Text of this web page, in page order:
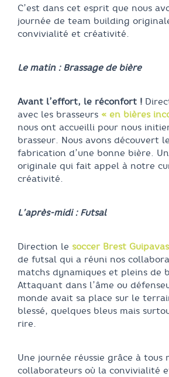
C’est dans cet esprit que nous
journée de team building
convivialité et créativité.
Le matin : Brassage de bière
Avant l’effort, le réconfort !
avec les brasseurs « en bières
nous ont accueilli pour nous
brasseur. Nous avons découvert
fabrication d’une bonne bière.
originale qui fait appel à notre
créativité.
L’après-midi : Futsal
Direction le soccer Brest Guipavas
de futsal qui a réuni nos
matchs dynamiques et pleins de
Attaquant dans l’âme ou
monde avait sa place sur le
blessé, quelques bleus mais
rire.
Une journée réussie grâce à tous
collaborateurs où la convivialité